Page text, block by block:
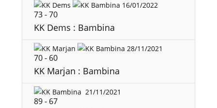
16/01/2022
73-70
KK Dems : Bambina
28/11/2021
70- 60
KK Marjan : Bambina
21/11/2021
89- 67